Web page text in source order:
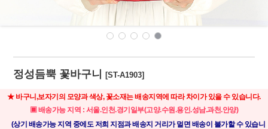
정성듬뿍 꽃바구니[ST-A1903]
★ 바구니,보자기의 모양과 색상, 꽃소재는 배송지역에 따라 차이가 있을 수 있습니다.
▣ 배송가능 지역 : 서울.인천.경기일부(고양.수원.용인.성남.과천.안양)
(상기 배송가능 지역 중에도 저희 지점과 배송지 거리가 멀면 배송이 불가할 수 있습니